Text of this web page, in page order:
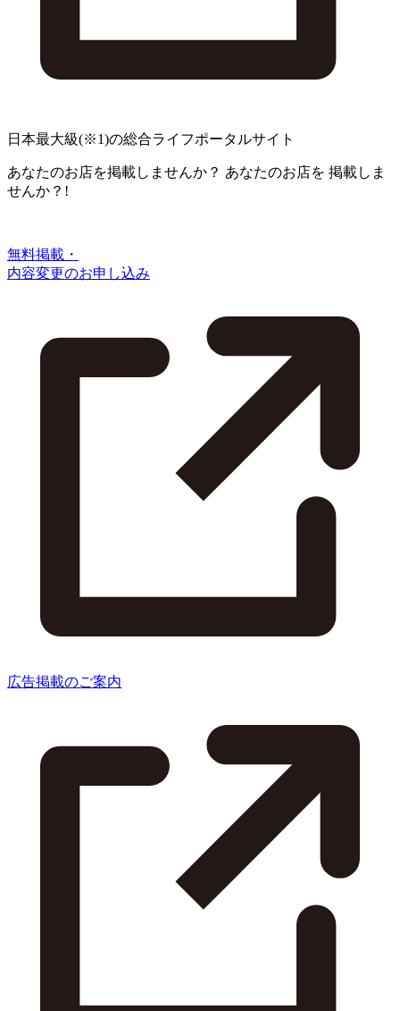
日本最大級(※1)の総合ライフポータルサイト
あなたのお店を掲載しませんか？ あなたのお店を 掲載しま
せんか？!
無料掲載・
内容変更のお申し込み
広告掲載のご案内